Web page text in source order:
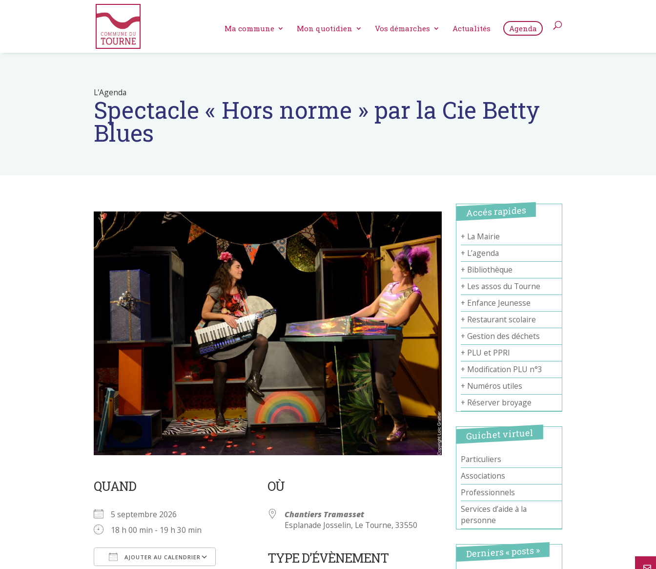
Ma commune Mon quotidien Vos démarches Actualités Agenda
L'Agenda
Spectacle « Hors norme » par la Cie Betty
Blues
QUAND
5 septembre 2026
18 h 00 min - 19 h 30 min
AJOUTER AU CALENDRIER
OÙ
Chantiers Tramasset
Esplanade Josselin, Le Tourne, 33550
TYPE D’ÉVÈNEMENT
Accés rapides
+ La Mairie
+ L’agenda
+ Bibliothèque
+ Les assos du Tourne
+ Enfance Jeunesse
+ Restaurant scolaire
+ Gestion des déchets
+ PLU et PPRI
+ Modification PLU n°3
+ Numéros utiles
+ Réserver broyage
Guichet virtuel
Particuliers
Associations
Professionnels
Services d’aide à la
personne
Derniers « posts »